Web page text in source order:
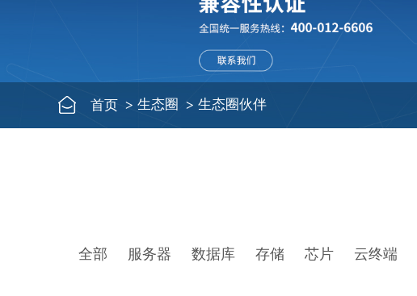
首页 > 生态圈 > 生态圈伙伴
全部 服务器 数据库 存储 芯片 云终端